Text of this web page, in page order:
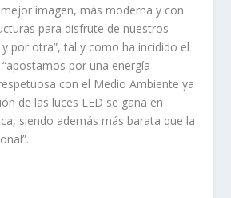
imagen, más moderna y con
para disfrute de nuestros
por otra”, tal y como ha incidido el
por una energía
con el Medio Ambiente ya
de las luces LED se gana en
siendo además más barata que la